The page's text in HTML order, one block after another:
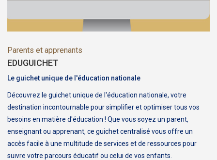
Parents et apprenants
EDUGUICHET
Le guichet unique de l'éducation nationale
Découvrez le guichet unique de l'éducation nationale, votre
destination incontournable pour simplifier et optimiser tous vos
besoins en matière d'éducation ! Que vous soyez un parent,
enseignant ou apprenant, ce guichet centralisé vous offre un
accès facile à une multitude de services et de ressources pour
suivre votre parcours éducatif ou celui de vos enfants.